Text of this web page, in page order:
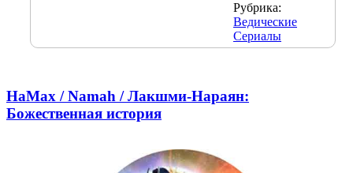
Рубрика:
Ведические
Сериалы
НаМах / Namah / Лакшми-Нараян:
Божественная история